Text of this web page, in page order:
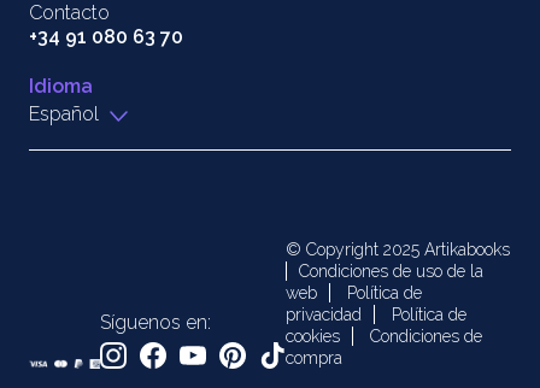
Contacto
+34 91 080 63 70
Idioma
Español
Síguenos en:
© Copyright 2025 Artikabooks
Condiciones de uso de la
web
Política de
privacidad
Política de
cookies
Condiciones de
compra